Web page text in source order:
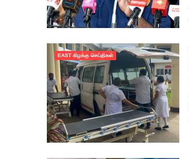
EAST கிழக்கு செய்திகள்